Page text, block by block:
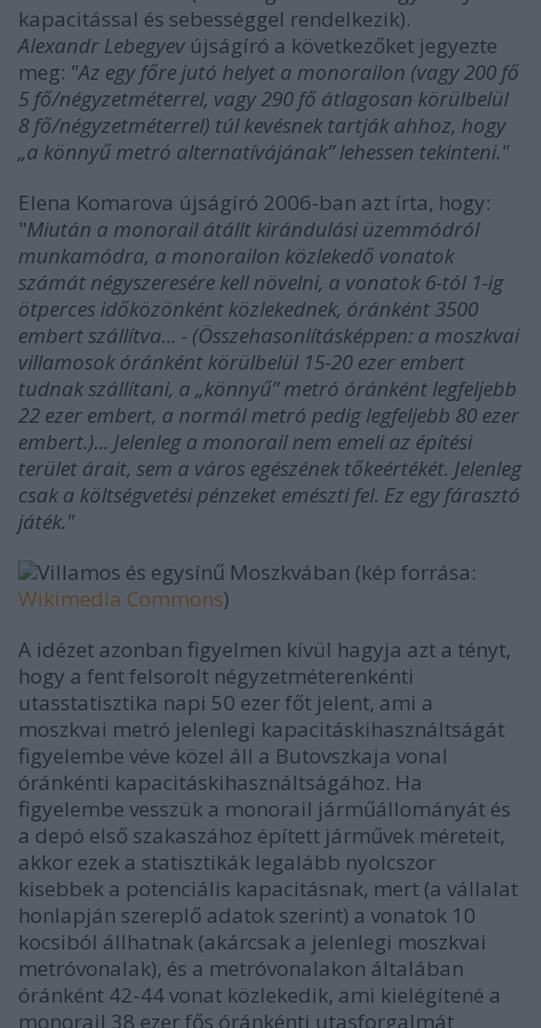
kapacitással és sebességgel rendelkezik).
Alexandr Lebegyev újságíró a következőket jegyezte
meg: "Az egy főre jutó helyet a monorailon (vagy 200 fő
5 fő/négyzetméterrel, vagy 290 fő átlagosan körülbelül
8 fő/négyzetméterrel) túl kevésnek tartják ahhoz, hogy
„a könnyű metró alternatívájának” lehessen tekinteni."
Elena Komarova újságíró 2006-ban azt írta, hogy:
"Miután a monorail átállt kirándulási üzemmódról
munkamódra, a monorailon közlekedő vonatok
számát négyszeresére kell növelni, a vonatok 6-tól 1-ig
ötperces időközönként közlekednek, óránként 3500
embert szállítva... - (Összehasonlításképpen: a moszkvai
villamosok óránként körülbelül 15-20 ezer embert
tudnak szállítani, a „könnyű” metró óránként legfeljebb
22 ezer embert, a normál metró pedig legfeljebb 80 ezer
embert.)... Jelenleg a monorail nem emeli az építési
terület árait, sem a város egészének tőkeértékét. Jelenleg
csak a költségvetési pénzeket emészti fel. Ez egy fárasztó
játék."
Villamos és egysínű Moszkvában (kép forrása:
Wikimedia Commons)
A idézet azonban figyelmen kívül hagyja azt a tényt,
hogy a fent felsorolt négyzetméterenkénti
utasstatisztika napi 50 ezer főt jelent, ami a
moszkvai metró jelenlegi kapacitáskihasználtságát
figyelembe véve közel áll a Butovszkaja vonal
óránkénti kapacitáskihasználtságához. Ha
figyelembe vesszük a monorail járműállományát és
a depó első szakaszához épített járművek méreteit,
akkor ezek a statisztikák legalább nyolcszor
kisebbek a potenciális kapacitásnak, mert (a vállalat
honlapján szereplő adatok szerint) a vonatok 10
kocsiból állhatnak (akárcsak a jelenlegi moszkvai
metróvonalak), és a metróvonalakon általában
óránként 42-44 vonat közlekedik, ami kielégítené a
monorail 38 ezer fős óránkénti utasforgalmát